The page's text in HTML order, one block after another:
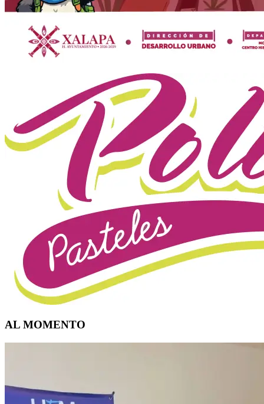
AL MOMENTO